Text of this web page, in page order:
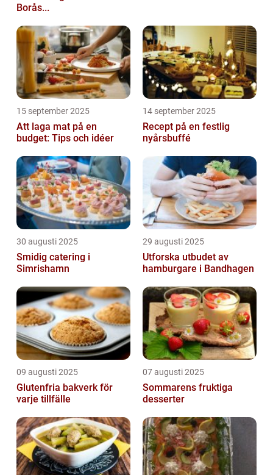
Borås...
15 september 2025
Att laga mat på en
budget: Tips och idéer
14 september 2025
Recept på en festlig
nyårsbuffé
30 augusti 2025
Smidig catering i
Simrishamn
29 augusti 2025
Utforska utbudet av
hamburgare i Bandhagen
09 augusti 2025
Glutenfria bakverk för
varje tillfälle
07 augusti 2025
Sommarens fruktiga
desserter